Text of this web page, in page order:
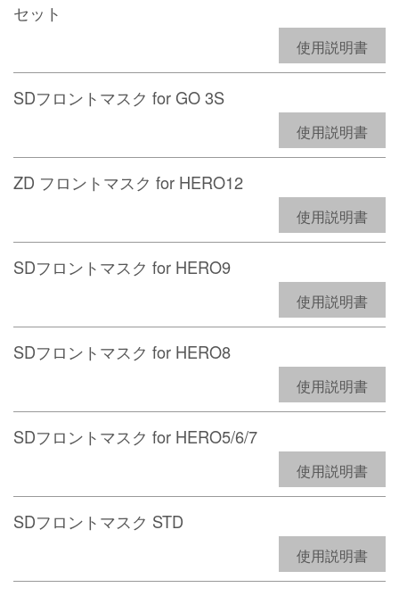
セット
使用説明書
SDフロントマスク for GO 3S
使用説明書
ZD フロントマスク for HERO12
使用説明書
SDフロントマスク for HERO9
使用説明書
SDフロントマスク for HERO8
使用説明書
SDフロントマスク for HERO5/6/7
使用説明書
SDフロントマスク STD
使用説明書